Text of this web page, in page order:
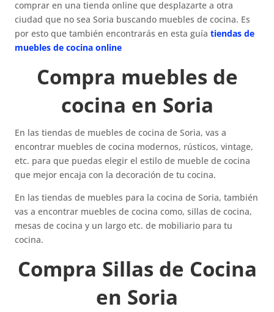
comprar en una tienda online que desplazarte a otra
ciudad que no sea Soria buscando muebles de cocina. Es
por esto que también encontrarás en esta guíatiendas de
muebles de cocina online
Compra muebles de
cocina en Soria
En las tiendas de muebles de cocina de Soria, vas a
encontrar muebles de cocina modernos, rústicos, vintage,
etc. para que puedas elegir el estilo de mueble de cocina
que mejor encaja con la decoración de tu cocina.
En las tiendas de muebles para la cocina de Soria, también
vas a encontrar muebles de cocina como, sillas de cocina,
mesas de cocina y un largo etc. de mobiliario para tu
cocina.
Compra Sillas de Cocina
en Soria